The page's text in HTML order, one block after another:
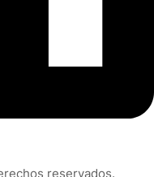
reservados.